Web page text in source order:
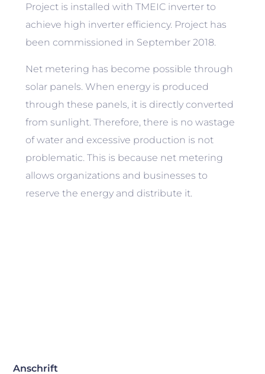
Project is installed with TMEIC inverter to
achieve high inverter efficiency. Project has
been commissioned in September 2018.
Net metering has become possible through
solar panels. When energy is produced
through these panels, it is directly converted
from sunlight. Therefore, there is no wastage
of water and excessive production is not
problematic. This is because net metering
allows organizations and businesses to
reserve the energy and distribute it.
Anschrift